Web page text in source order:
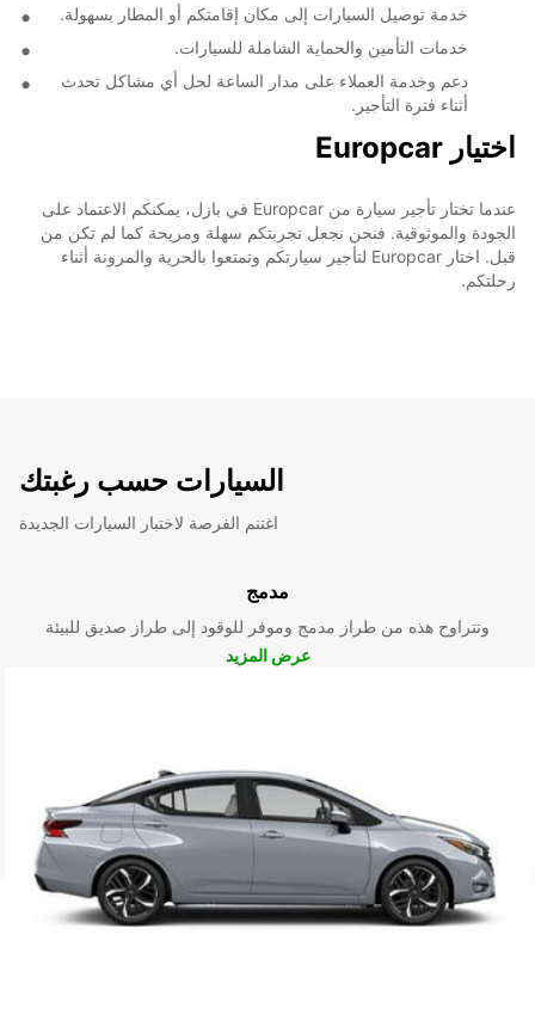
خدمة توصيل السيارات إلى مكان إقامتكم أو المطار بسهولة.
خدمات التأمين والحماية الشاملة للسيارات.
دعم وخدمة العملاء على مدار الساعة لحل أي مشاكل تحدث
أثناء فترة التأجير.
اختيار Europcar
عندما تختار تأجير سيارة من Europcar في بازل، يمكنكم الاعتماد على
الجودة والموثوقية. فنحن نجعل تجربتكم سهلة ومريحة كما لم تكن من
قبل. اختار Europcar لتأجير سيارتكم وتمتعوا بالحرية والمرونة أثناء
رحلتكم.
السيارات حسب رغبتك
اغتنم الفرصة لاختبار السيارات الجديدة
مدمج
وتتراوح هذه من طراز مدمج وموفر للوقود إلى طراز صديق للبيئة
عرض المزيد